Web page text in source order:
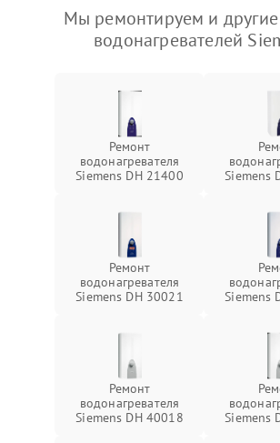
Мы ремонтируем и
водонагревателей
Ремонт
водонагревателя
Siemens DH 21400
Siemens
Ремонт
водонагревателя
Siemens DH 30021
Siemens
Ремонт
водонагревателя
Siemens DH 40018
Siemens